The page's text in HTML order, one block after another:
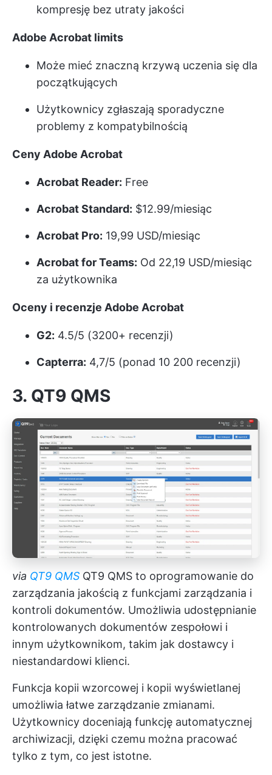
kompresję bez utraty jakości
Adobe Acrobat limits
Może mieć znaczną krzywą uczenia się dla
początkujących
Użytkownicy zgłaszają sporadyczne
problemy z kompatybilnością
Ceny Adobe Acrobat
Acrobat Reader: Free
Acrobat Standard: $12.99/miesiąc
Acrobat Pro: 19,99 USD/miesiąc
Acrobat for Teams: Od 22,19 USD/miesiąc
za użytkownika
Oceny i recenzje Adobe Acrobat
G2: 4.5/5 (3200+ recenzji)
Capterra: 4,7/5 (ponad 10 200 recenzji)
3. QT9 QMS
via QT9 QMS QT9 QMS to oprogramowanie do
zarządzania jakością z funkcjami zarządzania i
kontroli dokumentów. Umożliwia udostępnianie
kontrolowanych dokumentów zespołowi i
innym użytkownikom, takim jak dostawcy i
niestandardowi klienci.
Funkcja kopii wzorcowej i kopii wyświetlanej
umożliwia łatwe zarządzanie zmianami.
Użytkownicy doceniają funkcję automatycznej
archiwizacji, dzięki czemu można pracować
tylko z tym, co jest istotne.